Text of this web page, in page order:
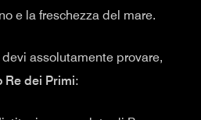
e la freschezza del mare.
assolutamente provare,
Re dei Primi: